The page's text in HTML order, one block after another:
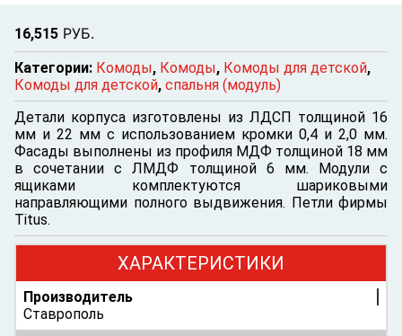
16,515 РУБ.
Категории: Комоды, Комоды, Комоды для детской,
Комоды для детской, спальня (модуль)
Детали корпуса изготовлены из ЛДСП толщиной 16
мм и 22 мм с использованием кромки 0,4 и 2,0 мм.
Фасады выполнены из профиля МДФ толщиной 18 мм
в сочетании с ЛМДФ толщиной 6 мм. Модули с
ящиками комплектуются шариковыми
направляющими полного выдвижения. Петли фирмы
Titus.
ХАРАКТЕРИСТИКИ
Производитель
Ставрополь